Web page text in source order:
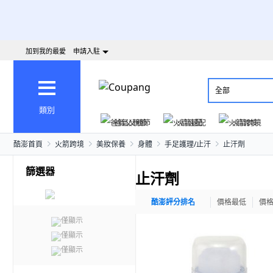
加到我的最愛 申請入駐
類別
全部
爸氣父親節 火箭速配 火箭跨境
酷澎首頁 火箭跨境 美妝保養 身體 手足護理/止汗 止汗劑
篩選器
僅顯示
僅顯示
僅顯示
止汗劑
酷澎評分排名 價格最低 價